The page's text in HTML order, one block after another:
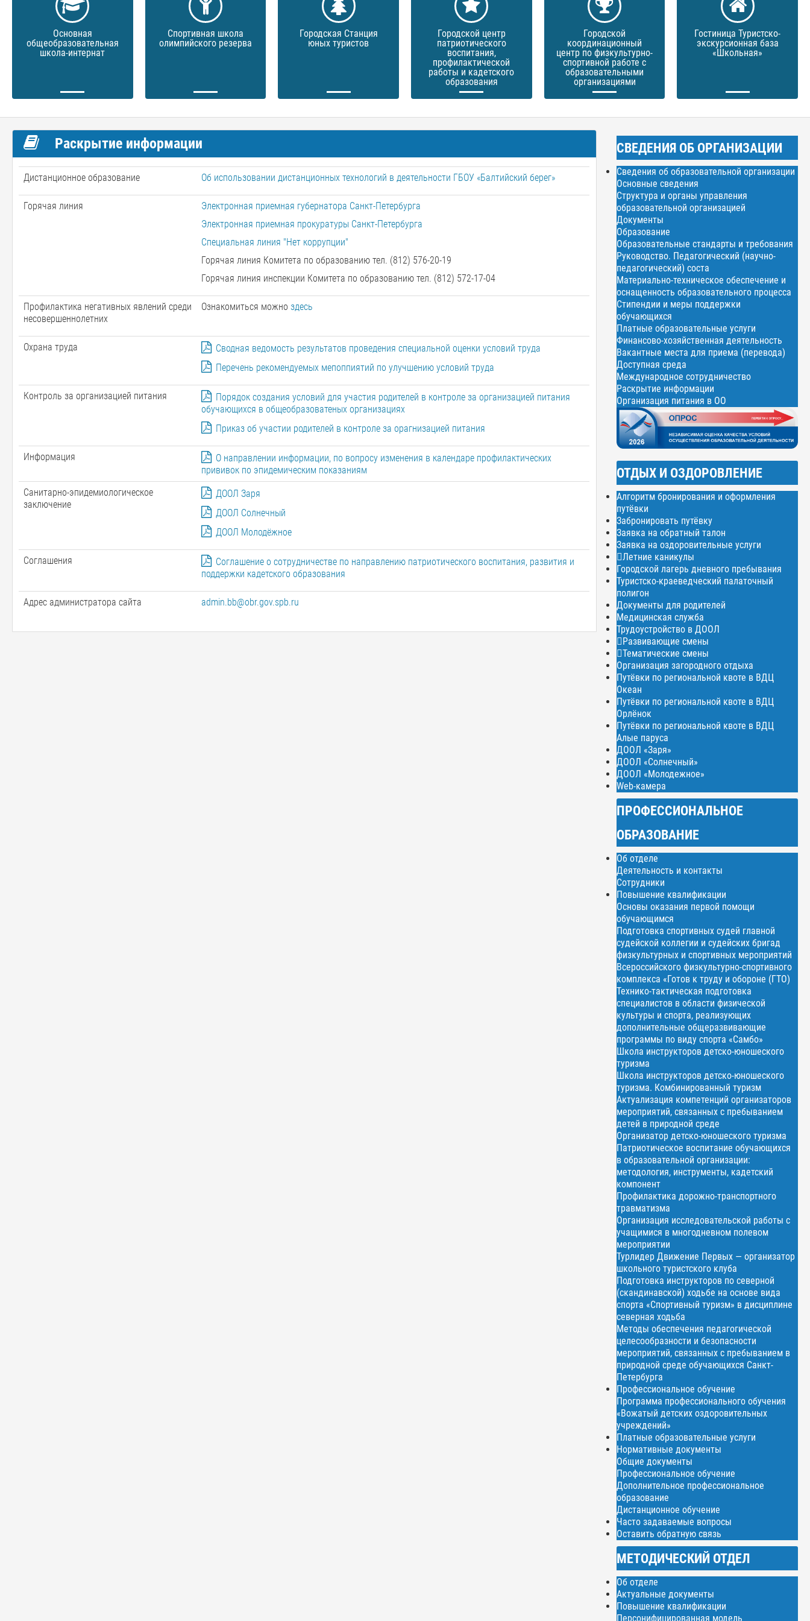
Основная
общеобразовательная
школа-интернат
Спортивная школа
олимпийского резерва
Городская Станция
юных туристов
Городской центр
патриотического
воспитания,
профилактической
работы и кадетского
образования
Городской
координационный
центр по физкультурно-
спортивной работе с
образовательными
организациями
Гостиница Туристско-
экскурсионная база
«Школьная»
Раскрытие информации
Дистанционное образование Об использовании дистанционных технологий в деятельности ГБОУ «Балтийский берег»
Горячая линия
Электронная приемная губернатора Санкт-Петербурга
Электронная приемная прокуратуры Санкт-Петербурга
Специальная линия "Нет коррупции"
Горячая линия Комитета по образованию тел. (812) 576-20-19
Горячая линия инспекции Комитета по образованию тел. (812) 572-17-04
Профилактика негативных явлений среди
несовершеннолетних
Ознакомиться можно здесь
Охрана труда
Сводная ведомость результатов проведения специальной оценки условий труда
Перечень рекомендуемых мепоппиятий по улучшению условий труда
Контроль за организацией питания
Порядок создания условий для участия родителей в контроле за организацией питания
обучающихся в общеобразоватеных организациях
Приказ об участии родителей в контроле за орагнизацией питания
Информация
О направлении информации, по вопросу изменения в календаре профилактических
прививок по эпидемическим показаниям
Санитарно-эпидемиологическое
заключение
ДООЛ Заря
ДООЛ Солнечный
ДООЛ Молодёжное
Соглашения
Соглашение о сотрудничестве по направлению патриотического воспитания, развития и
поддержки кадетского образования
Адрес администратора сайта admin.bb@obr.gov.spb.ru
СВЕДЕНИЯ ОБ ОРГАНИЗАЦИИ
Сведения об образовательной организации
Основные сведения
Структура и органы управления
образовательной организацией
Документы
Образование
Образовательные стандарты и требования
Руководство. Педагогический (научно-
педагогический) соста
Материально-техническое обеспечение и
оснащенность образовательного процесса
Стипендии и меры поддержки
обучающихся
Платные образовательные услуги
Финансово-хозяйственная деятельность
Вакантные места для приема (перевода)
Доступная среда
Международное сотрудничество
Раскрытие информации
Организация питания в ОО
ОТДЫХ И ОЗДОРОВЛЕНИЕ
Алгоритм бронирования и оформления
путёвки
Забронировать путёвку
Заявка на обратный талон
Заявка на оздоровительные услуги
Летние каникулы
Городской лагерь дневного пребывания
Туристско-краеведческий палаточный
полигон
Документы для родителей
Медицинская служба
Трудоустройство в ДООЛ
Развивающие смены
Тематические смены
Организация загородного отдыха
Путёвки по региональной квоте в ВДЦ
Океан
Путёвки по региональной квоте в ВДЦ
Орлёнок
Путёвки по региональной квоте в ВДЦ
Алые паруса
ДООЛ «Заря»
ДООЛ «Солнечный»
ДООЛ «Молодежное»
Web-камера
ПРОФЕССИОНАЛЬНОЕ
ОБРАЗОВАНИЕ
Об отделе
Деятельность и контакты
Сотрудники
Повышение квалификации
Основы оказания первой помощи
обучающимся
Подготовка спортивных судей главной
судейской коллегии и судейских бригад
физкультурных и спортивных мероприятий
Всероссийского физкультурно-спортивного
комплекса «Готов к труду и обороне (ГТО)
Технико-тактическая подготовка
специалистов в области физической
культуры и спорта, реализующих
дополнительные общеразвивающие
программы по виду спорта «Самбо»
Школа инструкторов детско-юношеского
туризма
Школа инструкторов детско-юношеского
туризма. Комбинированный туризм
Актуализация компетенций организаторов
мероприятий, связанных с пребыванием
детей в природной среде
Организатор детско-юношеского туризма
Патриотическое воспитание обучающихся
в образовательной организации:
методология, инструменты, кадетский
компонент
Профилактика дорожно-транспортного
травматизма
Организация исследовательской работы с
учащимися в многодневном полевом
мероприятии
Турлидер Движение Первых — организатор
школьного туристского клуба
Подготовка инструкторов по северной
(скандинавской) ходьбе на основе вида
спорта «Спортивный туризм» в дисциплине
северная ходьба
Методы обеспечения педагогической
целесообразности и безопасности
мероприятий, связанных с пребыванием в
природной среде обучающихся Санкт-
Петербурга
Профессиональное обучение
Программа профессионального обучения
«Вожатый детских оздоровительных
учреждений»
Платные образовательные услуги
Нормативные документы
Общие документы
Профессиональное обучение
Дополнительное профессиональное
образование
Дистанционное обучение
Часто задаваемые вопросы
Оставить обратную связь
МЕТОДИЧЕСКИЙ ОТДЕЛ
Об отделе
Актуальные документы
Повышение квалификации
Персонифицированная модель